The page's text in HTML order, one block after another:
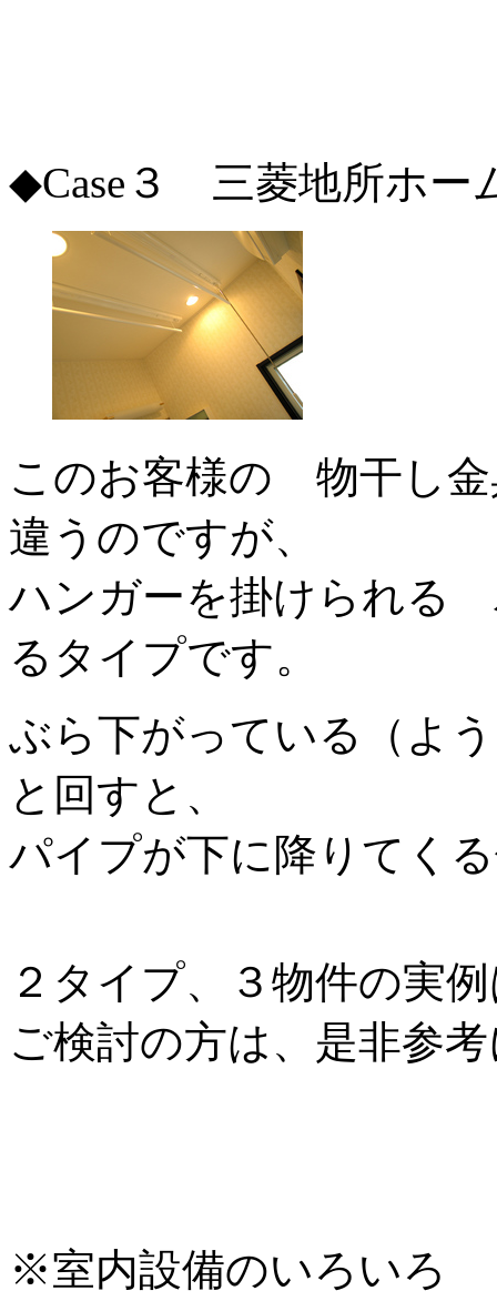
◆Case３ 三菱地所ホー
このお客様の 物干し
違うのですが、
ハンガーを掛けられ
るタイプです。
ぶら下がっている（よ
と回すと、
パイプが下に降りてく
２タイプ、３物件の実
ご検討の方は、是非参
※室内設備のいろいろ